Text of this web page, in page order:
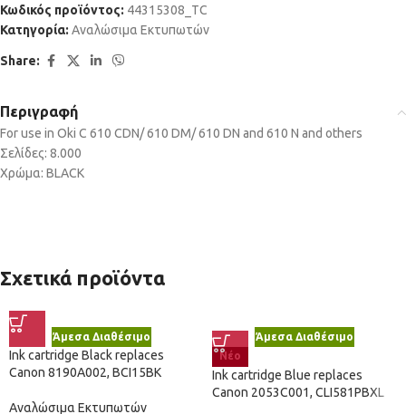
Κωδικός προϊόντος: 44315308_TC
Κατηγορία: Αναλώσιμα Εκτυπωτών
Share:
Περιγραφή
For use in Oki C 610 CDN/ 610 DM/ 610 DN and 610 N and others
Σελίδες: 8.000
Χρώμα: BLACK
Σχετικά προϊόντα
Άμεσα Διαθέσιμο
Ink cartridge Black replaces
Canon 8190A002, BCI15BK
Αναλώσιμα Εκτυπωτών
Άμεσα Διαθέσιμο
Νέο
Ink cartridge Blue replaces
Canon 2053C001, CLI581PBXL